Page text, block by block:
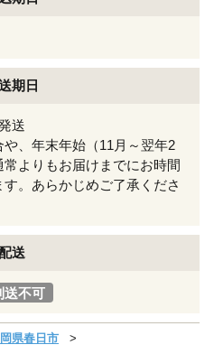
期日
送
、年末年始（11月～翌年2
よりもお届けまでにお時間
。あらかじめご了承くださ
送
送不可
県春日市